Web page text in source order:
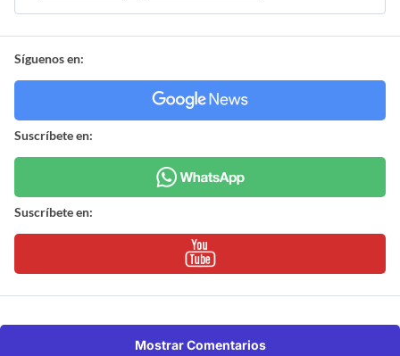
Síguenos en:
Suscríbete en:
Suscríbete en:
Mostrar Comentarios